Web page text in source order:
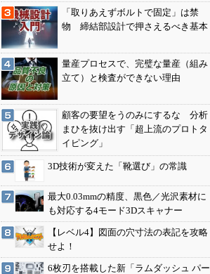
「取りあえずボルトで固定」は禁
物 締結部設計で押さえるべき基本
量産プロセスで、完璧な量産（組み
立て）と検査ができない理由
顧客の要望をうのみにするな 分析
まひを抜け出す「超上流のプロトタ
イピング」
3D技術が変えた「靴選び」の常識
最大0.03mmの精度、黒色／光沢素材に
も対応する4モード3Dスキャナー
【レベル4】図面の穴寸法の表記を攻略
せよ！
6枚刃を搭載した新「ラムダッシュ パー